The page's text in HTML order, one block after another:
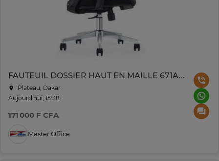
FAUTEUIL DOSSIER HAUT EN MAILLE 671AB NOIR
Plateau, Dakar
Aujourd'hui, 15:38
171 000 F CFA
Master Office